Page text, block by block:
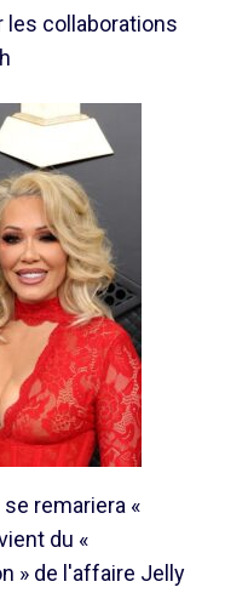
collaborations
remariera «
du «
» de l'affaire Jelly